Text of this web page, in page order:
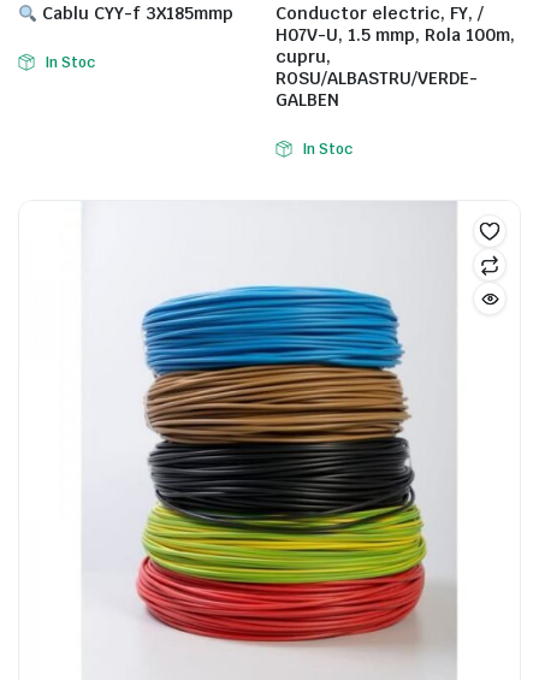
Cablu CYY-f 3X185mmp
In Stoc
Conductor electric, FY, /
H07V-U, 1.5 mmp, Rola 100m,
cupru,
ROSU/ALBASTRU/VERDE-
GALBEN
In Stoc